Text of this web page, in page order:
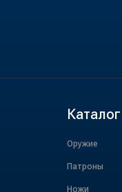
Каталог
Оружие
Патроны
Ножи